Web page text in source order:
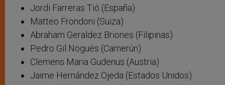
Jordi Farreras Tió (España)
Matteo Frondoni (Suiza)
Abraham Geraldez Briones (Filipinas)
Pedro Gil Nogués (Camerún)
Clemens Maria Gudenus (Austria)
Jaime Hernández Ojeda (Estados Unidos)